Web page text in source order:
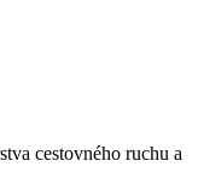
cestovného ruchu a